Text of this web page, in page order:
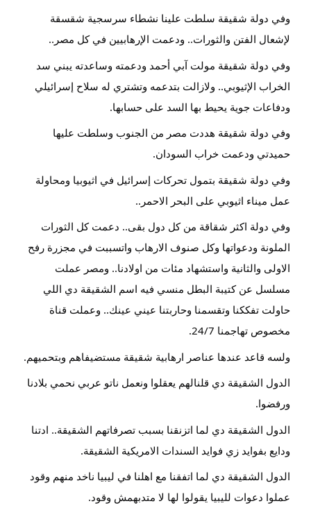
وفي دولة شقيقة سلطت علينا نشطاء سرسجية شقسقة
لإشعال الفتن والثورات.. ودعمت الإرهابيين في كل مصر..
وفي دولة شقيقة مولت آبي أحمد ودعمته وساعدته يبني سد
الخراب الإثيوبي.. ولازالت بتدعمه وتشتري له سلاح إسرائيلي
ودفاعات جوية يحيط بها السد على حسابها.
وفي دولة شقيقة هددت مصر من الجنوب وسلطت عليها
حميدتي ودعمت خراب السودان.
وفي دولة شقيقة بتمول تحركات إسرائيل في اثيوبيا ومحاولة
عمل ميناء اثيوبي على البحر الاحمر..
وفي دولة اكثر شقاقة من كل دول بقى.. دعمت كل الثورات
الملونة ودعواتها وكل صنوف الارهاب واتسببت في مجزرة رفح
الاولى والثانية واستشهاد مئات من اولادنا.. ومصر عملت
مسلسل عن كتيبة البطل منسي فيه اسم الشقيقة دي اللي
حاولت تفككنا وتقسمنا وحاربتنا عيني عينك.. وعملت قناة
مخصوص تهاجمنا 24/7.
ولسه قاعد عندها عناصر ارهابية شقيقة مستضيفاهم وبتحميهم.
الدول الشقيقة دي قلنالهم يعقلوا ونعمل ناتو عربي نحمي بلادنا
ورفضوا.
الدول الشقيقة دي لما اتزنقنا بسبب تصرفاتهم الشقيقة.. ادتنا
ودايع بفوايد زي فوايد السندات الامريكية الشقيقة.
الدول الشقيقة دي لما اتفقنا مع اهلنا في ليبيا ناخد منهم وقود
عملوا دعوات لليبيا يقولوا لها لا متدبهمش وقود.